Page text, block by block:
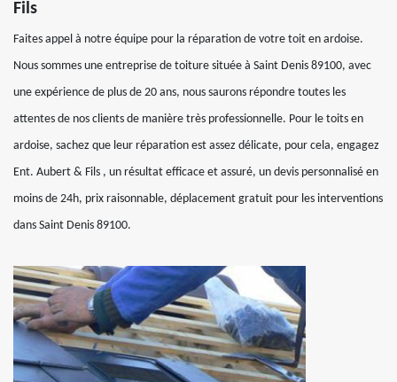
Fils
Faites appel à notre équipe pour la réparation de votre toit en ardoise.
Nous sommes une entreprise de toiture située à Saint Denis 89100, avec
une expérience de plus de 20 ans, nous saurons répondre toutes les
attentes de nos clients de manière très professionnelle. Pour le toits en
ardoise, sachez que leur réparation est assez délicate, pour cela, engagez
Ent. Aubert & Fils , un résultat efficace et assuré, un devis personnalisé en
moins de 24h, prix raisonnable, déplacement gratuit pour les interventions
dans Saint Denis 89100.